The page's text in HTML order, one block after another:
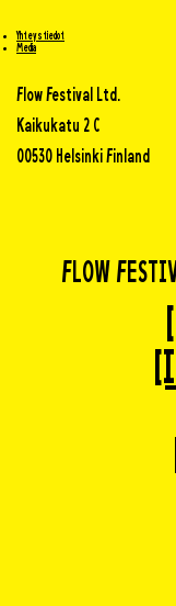
Yhteystiedot
Media
Flow Festival Ltd.
Kaikukatu 2 C
00530 Helsinki Finland
FLOW